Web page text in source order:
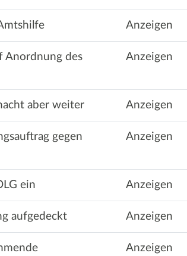
Anzeigen
Anordnung des
Anzeigen
aber weiter Anzeigen
gegen
Anzeigen
ein Anzeigen
aufgedeckt Anzeigen
Anzeigen